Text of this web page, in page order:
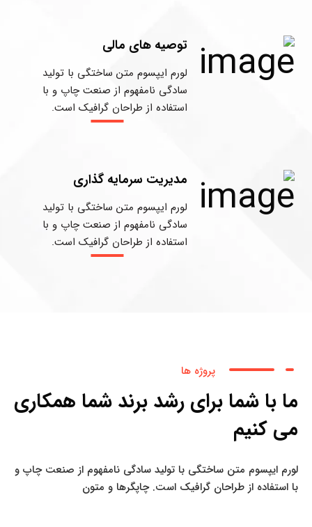
توصیه های مالی
لورم ایپسوم متن ساختگی با تولید
سادگی نامفهوم از صنعت چاپ و با
استفاده از طراحان گرافیک است.
مدیریت سرمایه گذاری
لورم ایپسوم متن ساختگی با تولید
سادگی نامفهوم از صنعت چاپ و با
استفاده از طراحان گرافیک است.
پروژه ها
ما با شما برای رشد برند شما همکاری
می کنیم
لورم ایپسوم متن ساختگی با تولید سادگی نامفهوم از صنعت چاپ و
با استفاده از طراحان گرافیک است. چاپگرها و متون